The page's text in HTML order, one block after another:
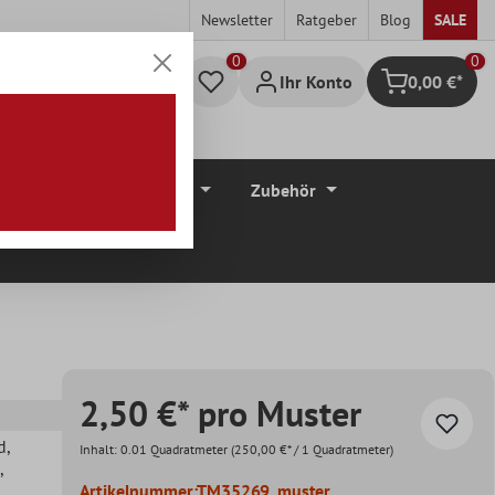
Newsletter Ratgeber Blog SALE
Ihr Konto Warenkorb
0
0,00 €*
Zubehör
,
,
2,50 €* pro Muster
Inhalt: 0.01 Quadratmeter (250,00 €* / 1 Quadratmeter)
Artikelnummer:TM35269_muster